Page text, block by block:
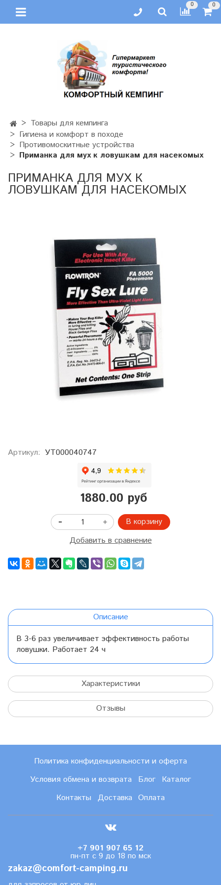
0 0
Товары для кемпинга
Гигиена и комфорт в походе
Противомоскитные устройства
Приманка для мух к ловушкам для насекомых
ПРИМАНКА ДЛЯ МУХ К
ЛОВУШКАМ ДЛЯ НАСЕКОМЫХ
Артикул: УТ000040747
1880.00 руб
В корзину
Добавить в сравнение
Описание
В 3-6 раз увеличивает эффективность работы
ловушки. Работает 24 ч
Характеристики
Отзывы
Политика конфиденциальности и оферта
Условия обмена и возврата
Блог
Каталог
Контакты
Доставка Оплата
+7 901 907 65 12
пн-пт с 9 до 18 по мск
zakaz@comfort-camping.ru